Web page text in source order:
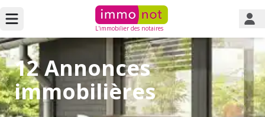
L'immobilier des notaires
12 Annonces
immobilières